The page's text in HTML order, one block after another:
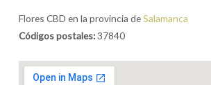
Flores CBD en la provincia deSalamanca
Códigos postales:37840